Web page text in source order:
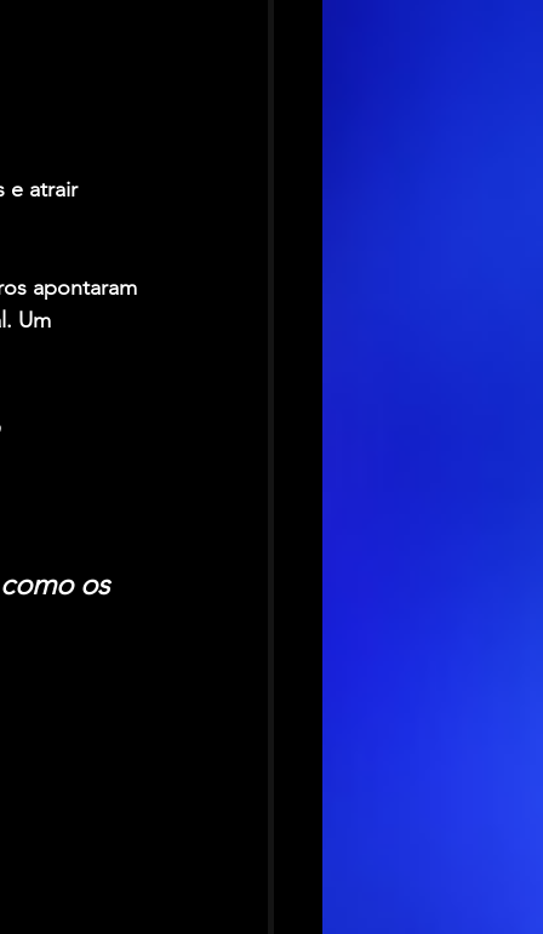
e atrair
apontaram
Um
os